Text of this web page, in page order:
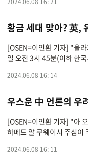
황금 세대 맞아? 英,
[OSEN=이인환 기자] "올
일 오전 3시 45분(이하 한
2024.06.08 16: 14
우스운 中 언론의 우
[OSEN=이인환 기자] "아
하메드 알 쿠웨이시 주심
2024.06.08 16: 11